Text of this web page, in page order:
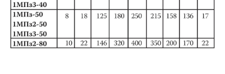
ООО "Русский Редуктор"
г. Воронеж, ул. Чебышева, дом 13
08.00 – 16.40 (пн-пт)